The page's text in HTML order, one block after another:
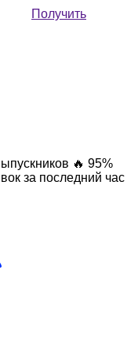
Получить
🔥 95%
за последний час